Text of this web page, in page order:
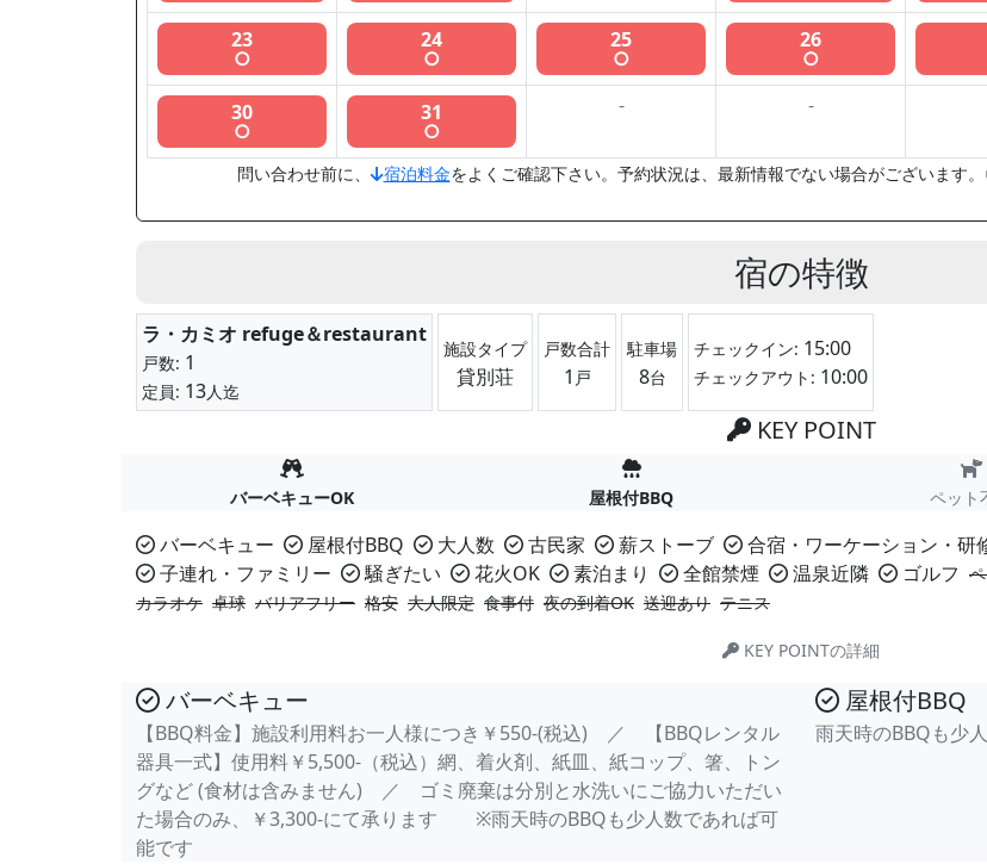
23
○
24
○
25
○
26
○
30
○
31
○
- -
問い合わせ前に、 宿泊料金をよくご確認下さい。予約状況は、最新情報でない場合がございます
宿の特徴
ラ・カミオ refuge＆restaurant
戸数: 1
定員: 13人迄
施設タイプ
貸別荘
戸数合計
1 戸
駐車場
8台
チェックイン: 15:00
チェックアウト: 10:00
KEY POINT
バーベキューOK 屋根付BBQ ペット
バーベキュー 屋根付BBQ 大人数 古民家 薪ストーブ 合宿・ワーケーション・研
子連れ・ファミリー
騒ぎたい 花火OK 素泊まり 全館禁煙 温泉近隣 ゴルフ
カラオケ 卓球 バリアフリー 格安 大人限定 食事付 夜の到着OK 送迎あり テニス
KEY POINTの詳細
バーベキュー
【BBQ料金】施設利用料お一人様につき￥550-(税込) ／ 【BBQレンタル
器具一式】使用料￥5,500-（税込）網、着火剤、紙皿、紙コップ、箸、トン
グなど (食材は含みません) ／ ゴミ廃棄は分別と水洗いにご協力いただい
た場合のみ、￥3,300-にて承ります ※雨天時のBBQも少人数であれば可
能です
屋根付BBQ
雨天時のBBQも少